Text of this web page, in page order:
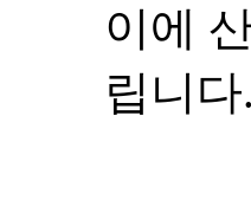
이에
립니다.